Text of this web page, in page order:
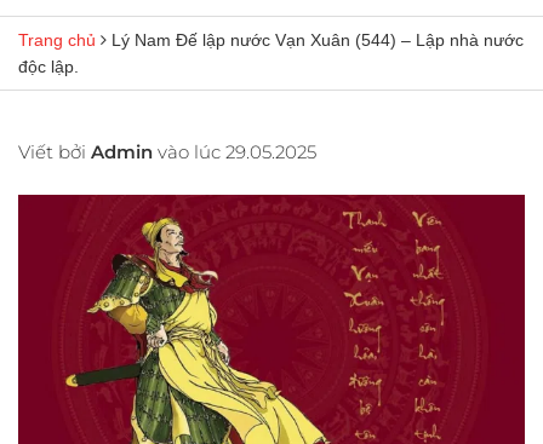
Trang chủ
Lý Nam Đế lập nước Vạn Xuân (544) – Lập nhà nước
độc lập.
Viết bởi Admin vào lúc 29.05.2025